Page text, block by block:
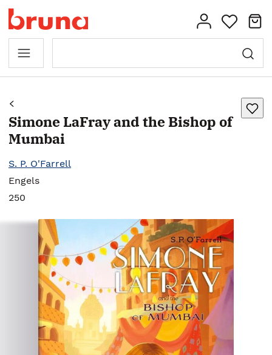
Simone LaFray and the Bishop of
Mumbai
S. P. O'Farrell
Engels
250